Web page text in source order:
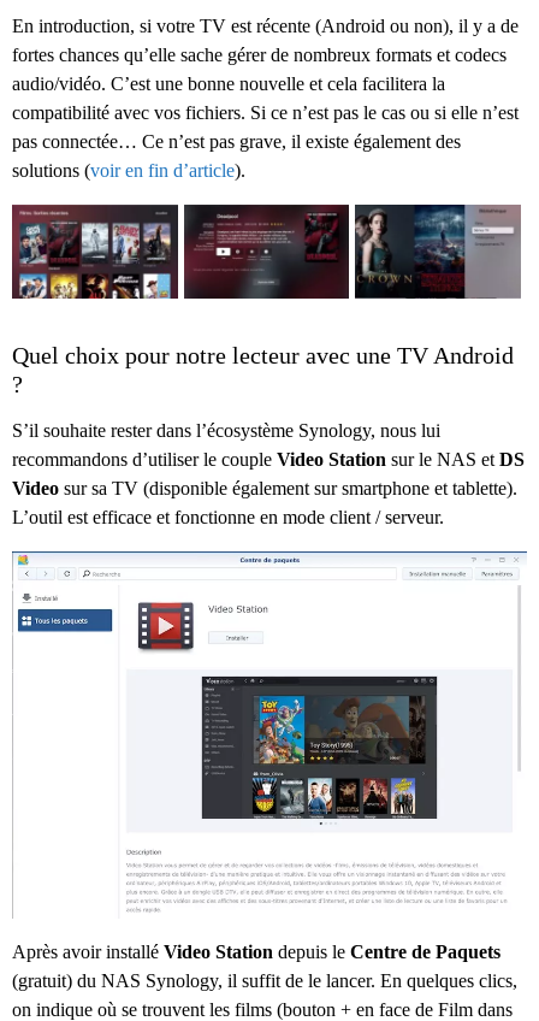
En introduction, si votre TV est récente (Android ou non), il y a de
fortes chances qu’elle sache gérer de nombreux formats et codecs
audio/vidéo. C’est une bonne nouvelle et cela facilitera la
compatibilité avec vos fichiers. Si ce n’est pas le cas ou si elle n’est
pas connectée… Ce n’est pas grave, il existe également des
solutions (voir en fin d’article).
Quel choix pour notre lecteur avec une TV Android
?
S’il souhaite rester dans l’écosystème Synology, nous lui
recommandons d’utiliser le couple Video Station sur le NAS et DS
Video sur sa TV (disponible également sur smartphone et tablette).
L’outil est efficace et fonctionne en mode client / serveur.
Après avoir installé Video Station depuis le Centre de Paquets
(gratuit) du NAS Synology, il suffit de le lancer. En quelques clics,
on indique où se trouvent les films (bouton + en face de Film dans